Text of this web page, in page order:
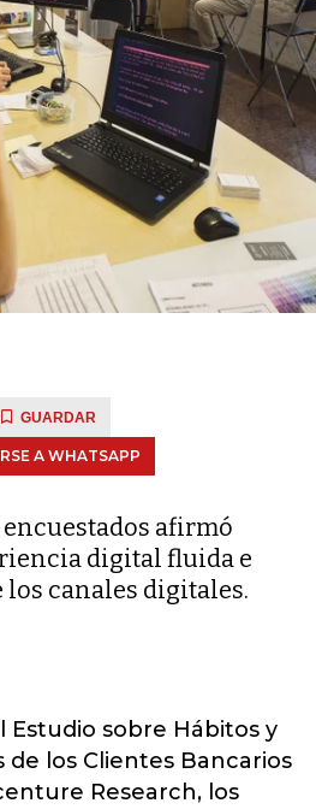
GUARDAR
A WHATSAPP
encuestados afirmó
digital fluida e
canales digitales.
Estudio sobre Hábitos y
los Clientes Bancarios
Research, los